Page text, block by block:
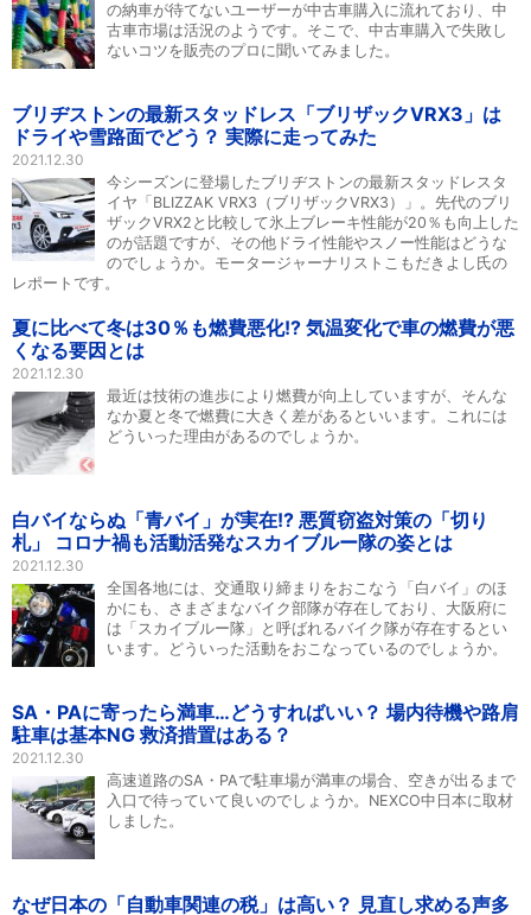
の納車が待てないユーザーが中古車購入に流れており、中
古車市場は活況のようです。そこで、中古車購入で失敗し
ないコツを販売のプロに聞いてみました。
ブリヂストンの最新スタッドレス「ブリザックVRX3」は
ドライや雪路面でどう？ 実際に走ってみた
2021.12.30
今シーズンに登場したブリヂストンの最新スタッドレスタ
イヤ「BLIZZAK VRX3（ブリザックVRX3）」。先代のブリ
ザックVRX2と比較して氷上ブレーキ性能が20％も向上した
のが話題ですが、その他ドライ性能やスノー性能はどうな
のでしょうか。モータージャーナリストこもだきよし氏の
レポートです。
夏に比べて冬は30％も燃費悪化!? 気温変化で車の燃費が悪
くなる要因とは
2021.12.30
最近は技術の進歩により燃費が向上していますが、そんな
なか夏と冬で燃費に大きく差があるといいます。これには
どういった理由があるのでしょうか。
白バイならぬ「青バイ」が実在!? 悪質窃盗対策の「切り
札」 コロナ禍も活動活発なスカイブルー隊の姿とは
2021.12.30
全国各地には、交通取り締まりをおこなう「白バイ」のほ
かにも、さまざまなバイク部隊が存在しており、大阪府に
は「スカイブルー隊」と呼ばれるバイク隊が存在するとい
います。どういった活動をおこなっているのでしょうか。
SA・PAに寄ったら満車…どうすればいい？ 場内待機や路肩
駐車は基本NG 救済措置はある？
2021.12.30
高速道路のSA・PAで駐車場が満車の場合、空きが出るまで
入口で待っていて良いのでしょうか。NEXCO中日本に取材
しました。
なぜ日本の「自動車関連の税」は高い？ 見直し求める声多